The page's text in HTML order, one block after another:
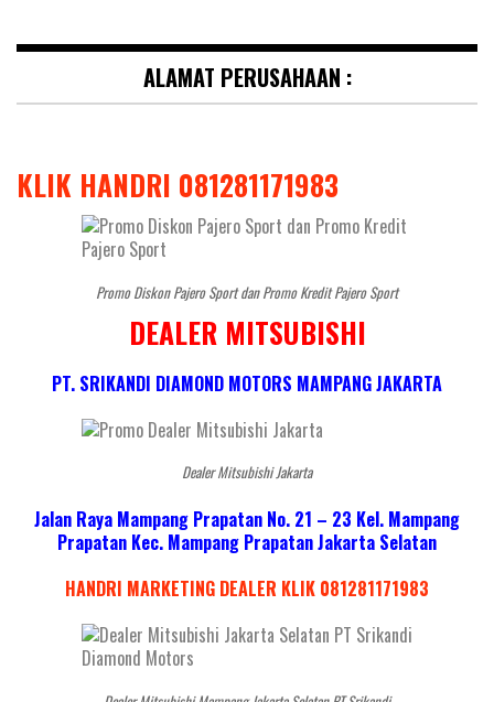
ALAMAT PERUSAHAAN :
KLIK HANDRI 081281171983
Promo Diskon Pajero Sport dan Promo Kredit Pajero Sport
DEALER MITSUBISHI
PT. SRIKANDI DIAMOND MOTORS MAMPANG JAKARTA
Dealer Mitsubishi Jakarta
Jalan Raya Mampang Prapatan No. 21 – 23 Kel. Mampang
Prapatan Kec. Mampang Prapatan Jakarta Selatan
HANDRI MARKETING DEALER KLIK 081281171983